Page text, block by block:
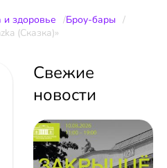
и здоровье
Броу-бары
(Сказка)»
Свежие
новости